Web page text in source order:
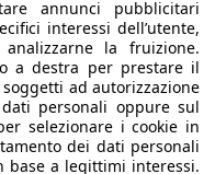
annunci pubblicitari
interessi dell’utente,
la fruizione.
a destra per prestare il
ad autorizzazione
personali oppure sul
selezionare i cookie in
dei dati personali
base a legittimi interessi.